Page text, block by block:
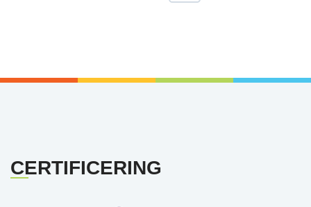
CERTIFICERING